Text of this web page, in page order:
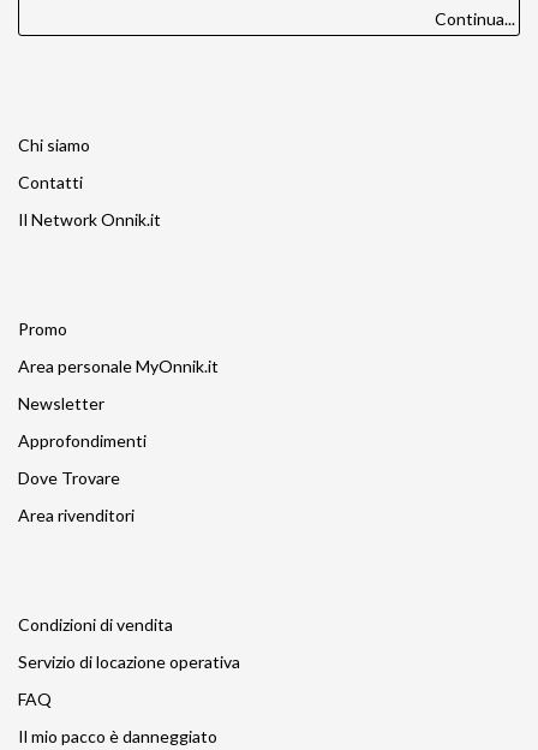
Continua...
Chi siamo
Contatti
Il Network Onnik.it
Promo
Area personale MyOnnik.it
Newsletter
Approfondimenti
Dove Trovare
Area rivenditori
Condizioni di vendita
Servizio di locazione operativa
FAQ
Il mio pacco è danneggiato